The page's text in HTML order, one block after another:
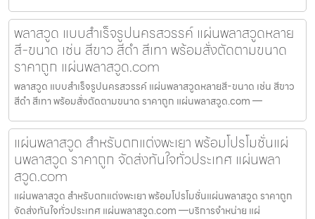
พลาสวูด แบบสำเร็จรูปนครสวรรค์ แผ่นพลาสวูดหลาย
สี-ขนาด เช่น สีขาว สีดำ สีเทา พร้อมสั่งตัดตามขนาด
ราคาถูก แผ่นพลาสวูด.com
พลาสวูด แบบสำเร็จรูปนครสวรรค์ แผ่นพลาสวูดหลายสี-ขนาด เช่น สีขาว
สีดำ สีเทา พร้อมสั่งตัดตามขนาด ราคาถูก แผ่นพลาสวูด.com —
แผ่นพลาสวูด สำหรับตกแต่งพะเยา พร้อมโปรโมชั่นแผ่
นพลาสวูด ราคาถูก จัดส่งทันใจทั่วประเทศ แผ่นพลา
สวูด.com
แผ่นพลาสวูด สำหรับตกแต่งพะเยา พร้อมโปรโมชั่นแผ่นพลาสวูด ราคาถูก
จัดส่งทันใจทั่วประเทศ แผ่นพลาสวูด.com —บริการจำหน่าย แผ่